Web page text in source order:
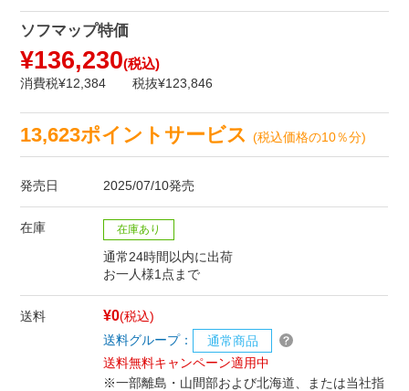
ソフマップ特価
¥136,230(税込)
消費税¥12,384 税抜¥123,846
13,623ポイントサービス(税込価格の10％分)
発売日 2025/07/10発売
在庫 在庫あり
通常24時間以内に出荷
お一人様1点まで
送料 ¥0(税込)
送料グループ：
通常商品
送料無料キャンペーン適用中
※一部離島・山間部および北海道、または当社指